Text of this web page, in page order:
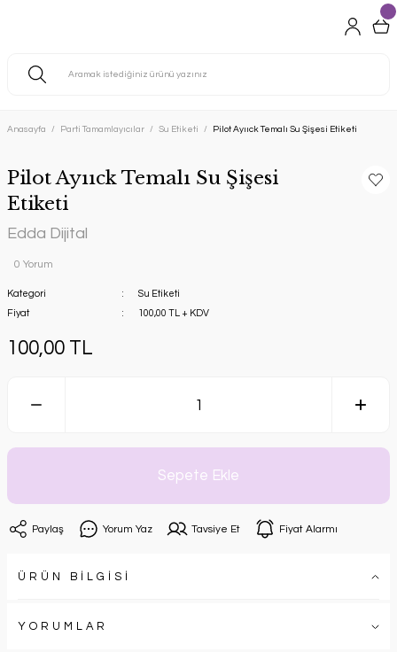
Anasayfa Parti Tamamlayıcılar Su Etiketi Pilot Ayııck Temalı Su Şişesi Etiketi
Pilot Ayııck Temalı Su Şişesi
Etiketi
Edda Dijital
0 Yorum
Kategori
Su Etiketi
Fiyat
100,00 TL + KDV
100,00 TL
Sepete Ekle
Paylaş Yorum Yaz Tavsiye Et Fiyat Alarmı
ÜRÜN BİLGİSİ
YORUMLAR